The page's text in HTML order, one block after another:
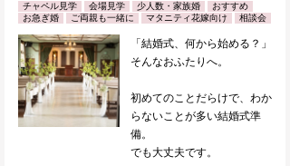
チャペル見学 会場見学 少人数・家族婚
おすすめ
お急ぎ婚
ご両親も一緒に マタニティ花嫁向け 相談会
「結婚式、何から始める？」
そんなおふたりへ。
初めてのことだらけで、わか
らないことが多い結婚式準
備。
でも大丈夫です。